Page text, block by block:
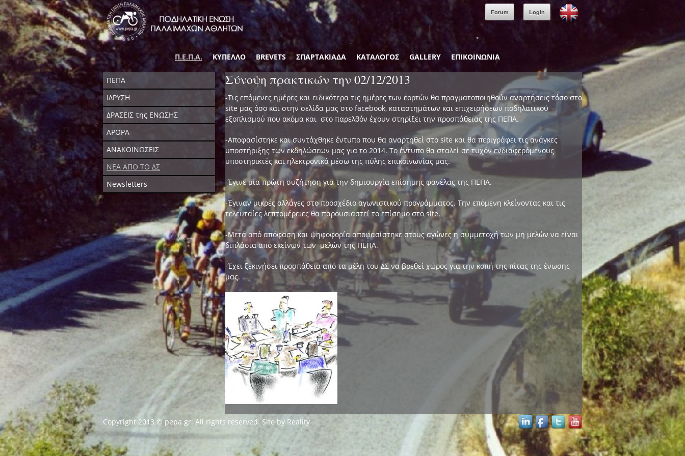
Forum Login
Π.Ε.Π.Α. ΚΥΠΕΛΛΟ BREVETS ΣΠΑΡΤΑΚΙΑΔΑ ΚΑΤΑΛΟΓΟΣ GALLERY ΕΠΙΚΟΙΝΩΝΙΑ
ΠΕΠΑ
ΙΔΡΥΣΗ
ΔΡΑΣΕΙΣ της ΕΝΩΣΗΣ
ΑΡΘΡΑ
ΑΝΑΚΟΙΝΩΣΕΙΣ
ΝΕΑ ΑΠΟ ΤΟ ΔΣ
Newsletters
Σύνοψη πρακτικών την 02/12/2013
-Τις επόμενες ημέρες και ειδικότερα τις ημέρες των εορτών θα πραγματοποιηθούν αναρτήσεις τόσο στο
site μας όσο και στην σελίδα μας στο facebook, καταστημάτων και επιχειρήσεων ποδηλατικού
εξοπλισμού που ακόμα και στο παρελθόν έχουν στηρίξει την προσπάθειας της ΠΕΠΑ.
-Αποφασίστηκε και συντάχθηκε έντυπο που θα αναρτηθεί στο site και θα περιγράφει τις ανάγκες
υποστήριξης των εκδηλώσεων μας για το 2014. Το έντυπο θα σταλεί σε τυχόν ενδιαφερόμενους
υποστηρικτές και ηλεκτρονικά μέσω της πύλης επικοινωνίας μας.
-Έγινε μία πρώτη συζήτηση για την δημιουργία επίσημης φανέλας της ΠΕΠΑ.
-Έγιναν μικρές αλλάγες στο προσχέδιο αγωνιστικού προγράμματος. Την επόμενη κλείνοντας και τις
τελευταίες λεπτομέρειες θα παρουσιαστεί το επίσημο στο site.
-Μετά από απόφαση και ψηφοφορία αποφασίστηκε στους αγώνες η συμμετοχή των μη μελών να είναι
διπλάσια από εκείνων των μελών της ΠΕΠΑ.
-Έχει ξεκινήσει προσπάθεια από τα μέλη του ΔΣ να βρεθεί χώρος για την κοπή της πίτας της ένωσης
μας.
Copyright 2013 © pepa.gr. All rights reserved. Site by Reality